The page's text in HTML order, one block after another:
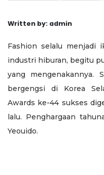
Written by: admin
Fashion selalu menjadi
industri hiburan, begitu
yang mengenakannya.
bergengsi di Korea
Awards ke-44 sukses
lalu. Penghargaan
Yeouido.